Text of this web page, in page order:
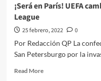
¡Será en París! UEFA
League
25 febrero, 2022
0
Por Redacción QP La
San Petersburgo por la
Read MoreRead